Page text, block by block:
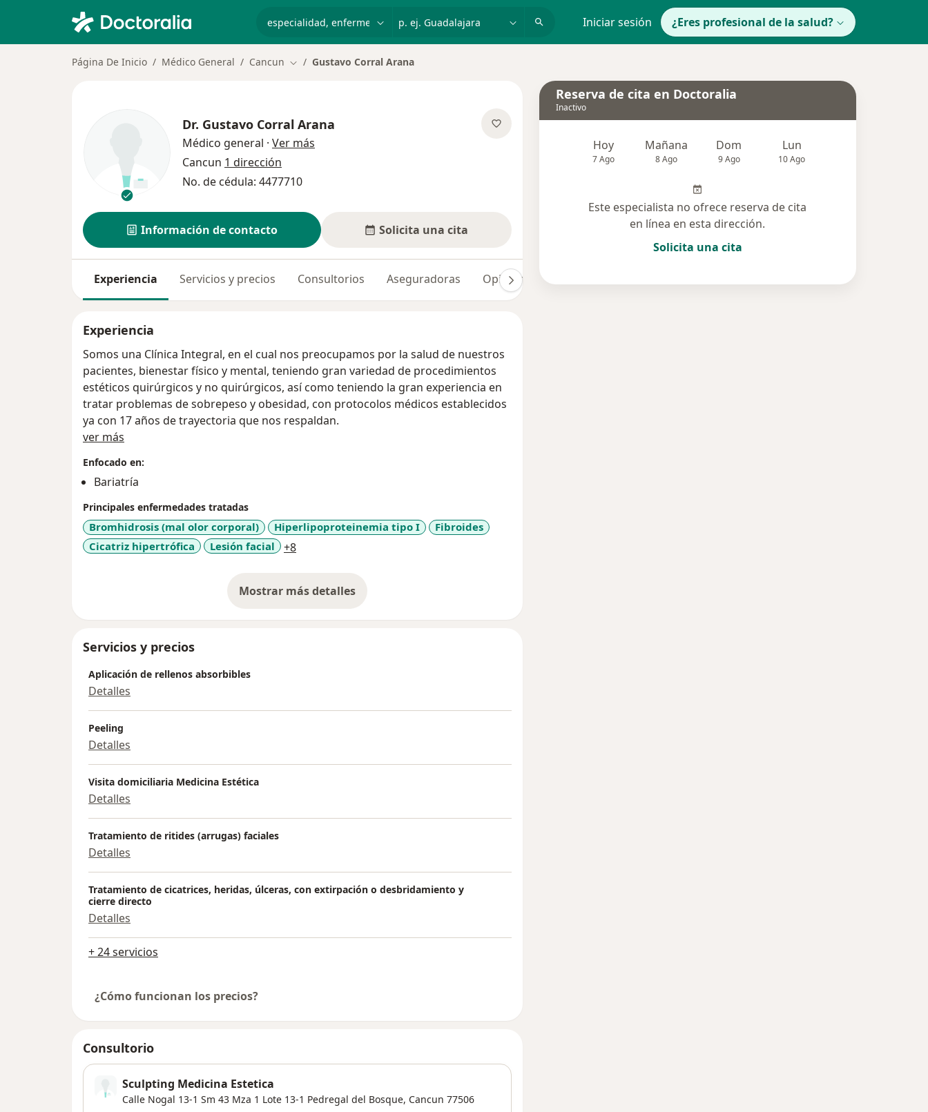
Iniciar sesión ¿Eres profesional de la salud?
Página De Inicio Médico General Cancun Cambiar de ciudad
Gustavo Corral Arana
Dr. Gustavo Corral Arana
Médico general · Ver más
Cancun 1 dirección
No. de cédula: 4477710
Información de contacto Solicita una cita
Experiencia Servicios y precios Consultorios Aseguradoras Opiniones
Experiencia
Somos una Clínica Integral, en el cual nos preocupamos por la salud de nuestros
pacientes, bienestar físico y mental, teniendo gran variedad de procedimientos
estéticos quirúrgicos y no quirúrgicos, así como teniendo la gran experiencia en
tratar problemas de sobrepeso y obesidad, con protocolos médicos establecidos
ya con 17 años de trayectoria que nos respaldan.
ver más
Enfocado en:
Bariatría
Principales enfermedades tratadas
Bromhidrosis (mal olor corporal) Hiperlipoproteinemia tipo I
Fibroides
Cicatriz hipertrófica
Lesión facial +8a11y_sr_more_diseases
Mostrar más detalles
sobre la experiencia
Servicios y precios
Aplicación de rellenos absorbibles
Detalles
Peeling
Detalles
Visita domiciliaria Medicina Estética
Detalles
Tratamiento de ritides (arrugas) faciales
Detalles
Tratamiento de cicatrices, heridas, úlceras, con extirpación o desbridamiento y
cierre directo
Detalles
+ 24 servicios
¿Cómo funcionan los precios?
Consultorio
Sculpting Medicina Estetica
Calle Nogal 13-1 Sm 43 Mza 1 Lote 13-1 Pedregal del Bosque, Cancun 77506
Reserva de cita en Doctoralia
Inactivo
Hoy
7 Ago
Mañana
8 Ago
Dom
9 Ago
Lun
10 Ago
Este especialista no ofrece reserva de cita
en línea en esta dirección.
Solicita una cita